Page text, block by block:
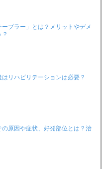
プラー」とは？メリットやデメ
はリハビリテーションは必要？
の原因や症状、好発部位とは？治